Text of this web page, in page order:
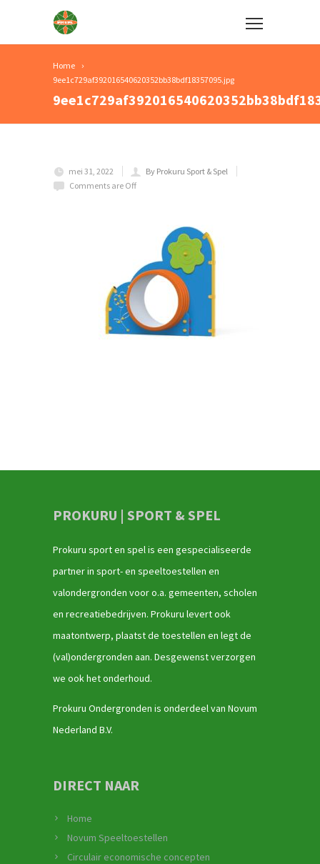
Home
9ee1c729af392016540620352bb38bdf18357095.jpg
mei 31, 2022
By Prokuru Sport & Spel
Comments are Off
PROKURU | SPORT & SPEL
Prokuru sport en spel is een gespecialiseerde
partner in sport- en speeltoestellen en
valondergronden voor o.a. gemeenten, scholen
en recreatiebedrijven. Prokuru levert ook
maatontwerp, plaatst de toestellen en legt de
(val)ondergronden aan. Desgewenst verzorgen
we ook het onderhoud.
Prokuru Ondergronden is onderdeel van Novum
Nederland B.V.
DIRECT NAAR
Home
Novum Speeltoestellen
Circulair economische concepten